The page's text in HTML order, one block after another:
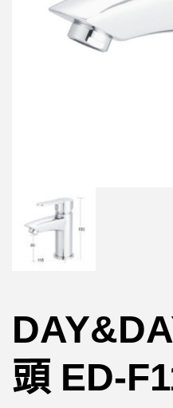
頭 ED-